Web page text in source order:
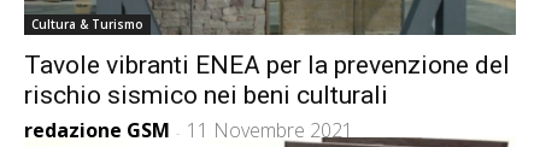
Cultura & Turismo
Tavole vibranti ENEA per la prevenzione del
rischio sismico nei beni culturali
redazione GSM - 11 Novembre 2021